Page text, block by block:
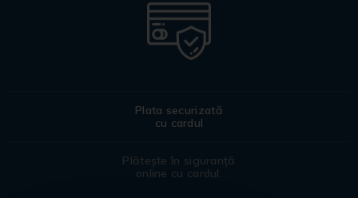
Plata securizată
cu cardul
Plătește în siguranță
online cu cardul.